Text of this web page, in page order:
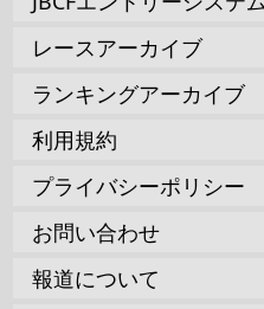
レースアーカイブ
ランキングアーカイブ
利用規約
プライバシーポリシー
お問い合わせ
報道について